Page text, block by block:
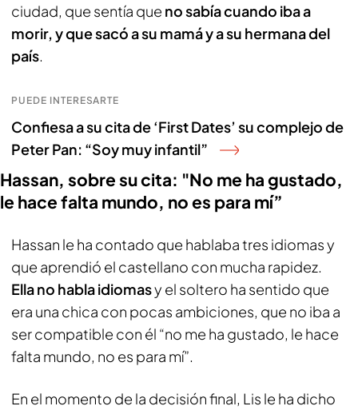
ciudad, que sentía que no sabía cuando iba a
morir, y que sacó a su mamá y a su hermana del
país.
PUEDE INTERESARTE
Confiesa a su cita de ‘First Dates’ su complejo de
Peter Pan: “Soy muy infantil”
Hassan, sobre su cita: "No me ha gustado,
le hace falta mundo, no es para mí”
Hassan le ha contado que hablaba tres idiomas y
que aprendió el castellano con mucha rapidez.
Ella no habla idiomasy el soltero ha sentido que
era una chica con pocas ambiciones, que no iba a
ser compatible con él “no me ha gustado, le hace
falta mundo, no es para mí”.
En el momento de la decisión final, Lis le ha dicho